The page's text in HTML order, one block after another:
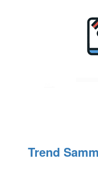
Trend